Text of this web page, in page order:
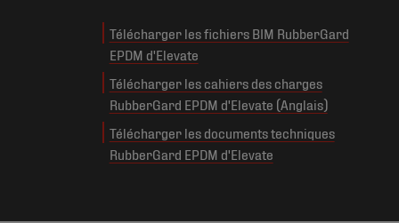
Télécharger les fichiers BIM RubberGard
EPDM d'Elevate
Télécharger les cahiers des charges
RubberGard EPDM d'Elevate (Anglais)
Télécharger les documents techniques
RubberGard EPDM d'Elevate